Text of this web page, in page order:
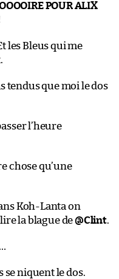
POUR ALIX
les Bleus qui me
tendus que moi le dos
l’heure
chose qu’une
Koh-Lanta on
la blague de@Clint.
se niquent le dos.